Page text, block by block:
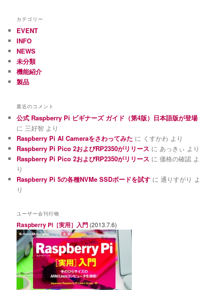
カテゴリー
EVENT
INFO
NEWS
未分類
機能紹介
製品
最近のコメント
公式 Raspberry Pi ビギナーズ ガイド（第4版）日本語版が登場
に 三好智 より
Raspberry Pi AI Cameraをさわってみた に くすかわ より
Raspberry Pi Pico 2およびRP2350がリリース に あっきぃ より
Raspberry Pi Pico 2およびRP2350がリリース に価格の確認 よ
り
Raspberry Pi 5の各種NVMe SSDボードを試す に通りすがり よ
り
ユーザー会刊行物
Raspberry Pi［実用］入門 (2013.7.6)